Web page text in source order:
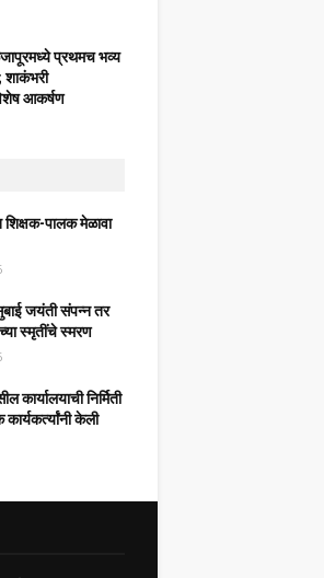
प्रथमच भव्य
आकर्षण
शिक्षक-पालक मेळावा
जयंती संपन्न तर
स्मृतींचे स्मरण
कार्यालयाची निर्मिती
केली